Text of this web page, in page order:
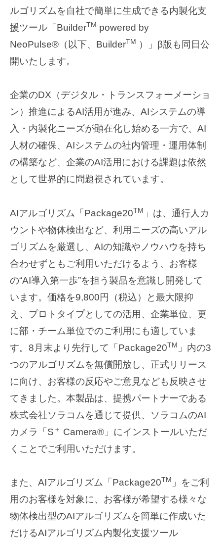
ルゴリズムを自社で簡単に生成できる内製化支
援ツール「BuilderTM powered by
NeoPulse®（以下、BuilderTM ）」β版も同日公
開いたします。
企業のDX（デジタル・トランスフォーメーショ
ン）推進によるAI活用が進み、AIシステムの導
入・内製化ニーズが顕在化し始める一方で、AI
人材の確保、AIシステムの社内管理・運用体制
の構築など、企業のAI活用における課題は依然
として世界的に問題視されています。
AIアルゴリズム「Package20TM 」は、通行人カ
ウントや物体検出など、利用ニーズの高いアル
ゴリズムを厳選し、AIの知識やノウハウを持ち
合わせずともご利用いただけるよう、お客様
の“AI導入第一歩”を担う製品を意識し開発して
います。価格を9,800円（税込）と最大限抑
え、プロトタイプとしての活用、企業単位、更
に部・チーム単位でのご利用にも適していま
す。8月末より先行して「Package20TM 」内の3
つのアルゴリズムを無償開放し、正式リリース
に向け、お客様の反応やご意見なども反映させ
てきました。本製品は、提携パートナーである
株式会社ソラコムを通じて提供、ソラコムのAI
カメラ「S ＋ Camera®」にインストールいただ
くことでご利用いただけます。
また、AIアルゴリズム「Package20TM 」をご利
用のお客様を対象に、お客様が希望する様々な
物体検出型のAIアルゴリズムを簡単に作成いた
だけるAIアルゴリズム内製化支援ツール